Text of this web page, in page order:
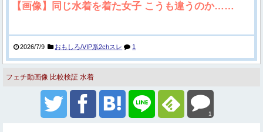
【画像】同じ水着を着た女子 こうも違うのか……
2026/7/9 おもしろ/VIP系2chスレ 1
フェチ動画像 比較検証 水着
1